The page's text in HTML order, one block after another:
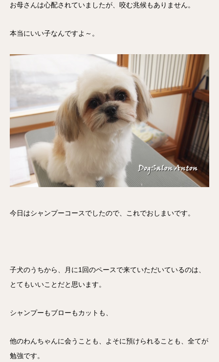
お母さんは心配されていましたが、咬む兆候もありません。
本当にいい子なんですよ～。
今日はシャンプーコースでしたので、これでおしまいです。
子犬のうちから、月に1回のペースで来ていただいているのは、
とてもいいことだと思います。
シャンプーもブローもカットも、
他のわんちゃんに会うことも、よそに預けられることも、全てが
勉強です。